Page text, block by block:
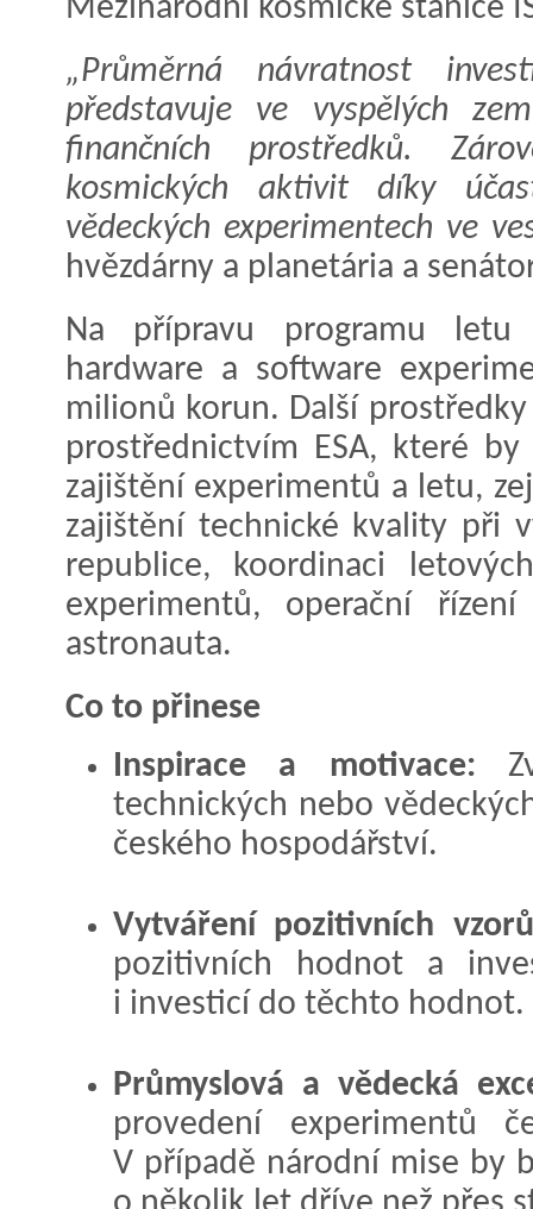
Mezinárodní kosmické stanice
„Průměrná návratnost
představuje ve vyspělých
finančních prostředků.
kosmických aktivit díky
vědeckých experimentech ve
hvězdárny a planetária a
Na přípravu programu
hardware a software
milionů korun. Další
prostřednictvím ESA, které
zajištění experimentů a letu,
zajištění technické kvality při
republice, koordinaci
experimentů, operační
astronauta.
Co to přinese
Inspirace a motivace:
technických nebo
českého hospodářství.
Vytváření pozitivních
pozitivních hodnot a
i investicí do těchto hodnot.
Průmyslová a vědecká
provedení experimentů
V případě národní mise by